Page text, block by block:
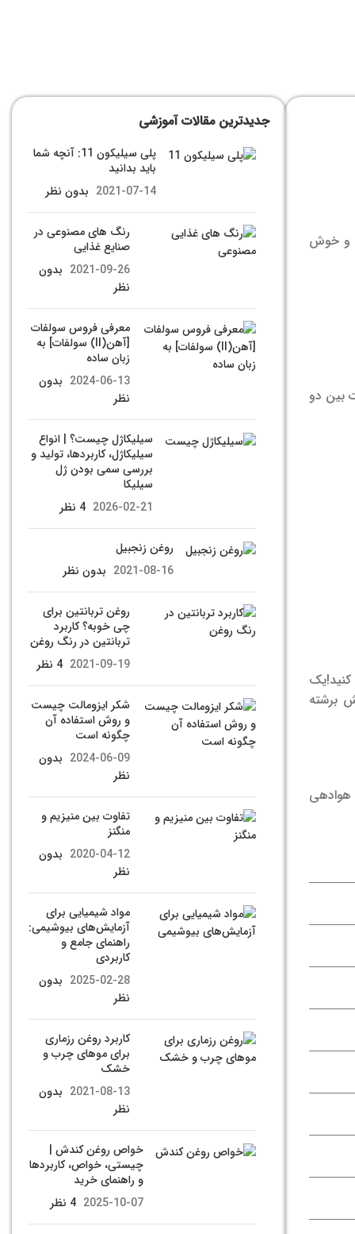
و خوش
بین دو
کنید!یک
روی آتش برشته
هوادهی
جدیدترین مقالات آموزشی
پلی سیلیکون 11: آنچه شما
باید بدانید
2021-07-14 بدون نظر
رنگ های مصنوعی در
صنایع غذایی
2021-09-26 بدون
نظر
معرفی فروس سولفات
[آهن(II) سولفات] به
زبان ساده
2024-06-13 بدون
نظر
سیلیکاژل چیست؟ | انواع
سیلیکاژل، کاربردها، تولید و
بررسی سمی بودن ژل
سیلیکا
2026-02-21 4 نظر
روغن زنجبیل
2021-08-16 بدون نظر
روغن تربانتین برای
چی خوبه؟ کاربرد
تربانتین در رنگ روغن
2021-09-19 4 نظر
شکر ایزومالت چیست
و روش استفاده آن
چگونه است
2024-06-09 بدون
نظر
تفاوت بین منیزیم و
منگنز
2020-04-12 بدون
نظر
مواد شیمیایی برای
آزمایش‌های بیوشیمی:
راهنمای جامع و
کاربردی
2025-02-28 بدون
نظر
کاربرد روغن رزماری
برای موهای چرب و
خشک
2021-08-13 بدون
نظر
خواص روغن کندش |
چیستی، خواص، کاربردها
و راهنمای خرید
2025-10-07 4 نظر